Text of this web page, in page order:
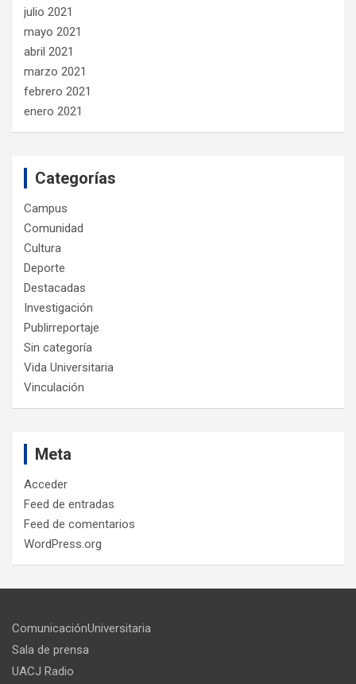
julio 2021
mayo 2021
abril 2021
marzo 2021
febrero 2021
enero 2021
Categorías
Campus
Comunidad
Cultura
Deporte
Destacadas
Investigación
Publirreportaje
Sin categoría
Vida Universitaria
Vinculación
Meta
Acceder
Feed de entradas
Feed de comentarios
WordPress.org
ComunicaciónUniversitaria
Sala de prensa
UACJ Radio